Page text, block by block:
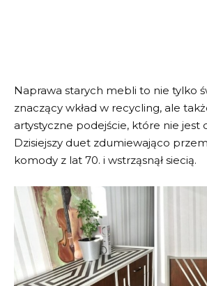
Naprawa starych mebli to nie tylko
znaczący wkład w recycling, ale
artystyczne podejście, które nie jest
Dzisiejszy duet zdumiewająco
komody z lat 70. i wstrząsnął siecią.